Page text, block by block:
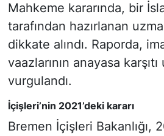
Mahkeme kararında, bir
tarafından hazırlanan
dikkate alındı. Raporda,
vaazlarının anayasa karşıtı
vurgulandı.
İçişleri’nin 2021’deki kararı
Bremen İçişleri Bakanlığı,